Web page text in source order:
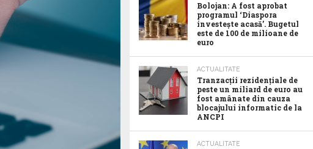
Bolojan: A fost aprobat
programul ‘Diaspora
investește acasă’. Bugetul
este de 100 de milioane de
euro
ACTUALITATE
Tranzacții rezidențiale de
peste un miliard de euro au
fost amânate din cauza
blocajului informatic de la
ANCPI
ACTUALITATE